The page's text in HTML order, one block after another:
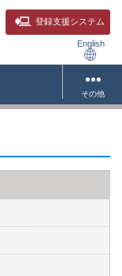
登録支援システム
English
その他